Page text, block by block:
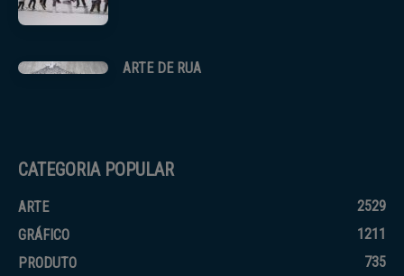
ARTE DE RUA
CATEGORIA POPULAR
ARTE
2529
GRÁFICO
1211
PRODUTO
735